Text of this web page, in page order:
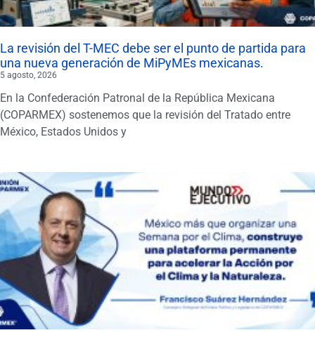
La revisión del T-MEC debe ser el punto de partida para
una nueva generación de MiPyMEs mexicanas.
5 agosto, 2026
En la Confederación Patronal de la República Mexicana
(COPARMEX) sostenemos que la revisión del Tratado entre
México, Estados Unidos y